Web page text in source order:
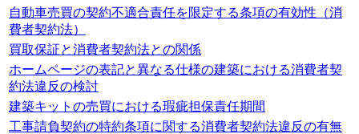
自動車売買の契約不適合責任を限定する条項の有効性（消
費者契約法）
買取保証と消費者契約法との関係
ホームページの表記と異なる仕様の建築における消費者契
約法違反の検討
建築キットの売買における瑕疵担保責任期間
工事請負契約の特約条項に関する消費者契約法違反の有無